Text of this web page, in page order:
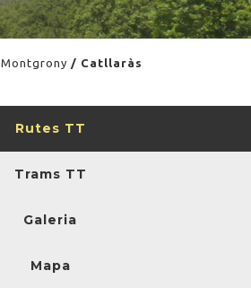
Montgrony / Catllaràs
Rutes TT
Trams TT
Galeria
Mapa